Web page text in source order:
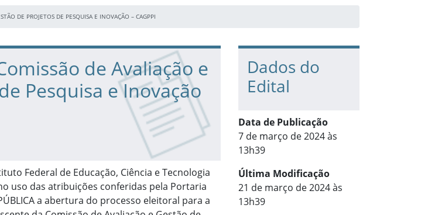
DE PROJETOS DE PESQUISA E INOVAÇÃO – CAGPPI
de Avaliação e
Pesquisa e Inovação
Federal de Educação, Ciência e Tecnologia
uso das atribuições conferidas pela Portaria
a abertura do processo eleitoral para a
Dados do
Edital
Data de Publicação
7 de março de 2024 às
13h39
Última Modificação
21 de março de 2024 às
13h39